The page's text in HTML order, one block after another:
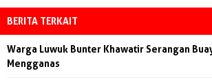
BERITA TERKAIT
Warga Luwuk Bunter Khawatir Serangan
Mengganas